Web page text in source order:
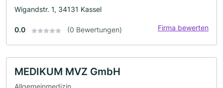
Wigandstr. 1, 34131 Kassel
0.0 (0 Bewertungen) Firma bewerten
MEDIKUM MVZ GmbH
Allgemeinmedizin